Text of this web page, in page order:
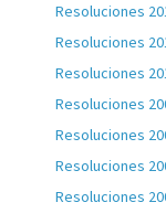
Resoluciones
Resoluciones
Resoluciones
Resoluciones
Resoluciones
Resoluciones
Resoluciones